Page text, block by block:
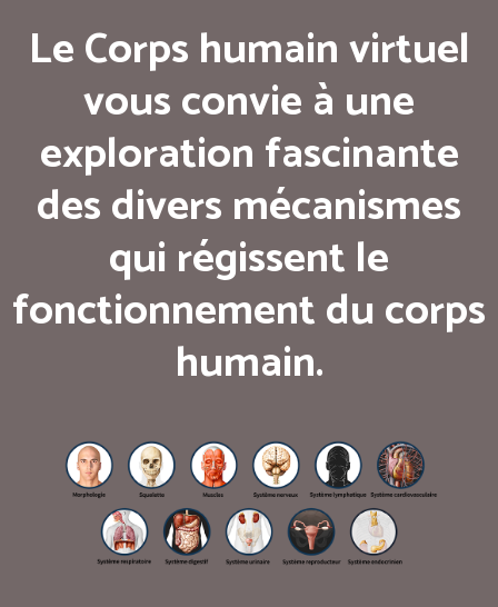
Le Corps humain virtuel
vous convie à une
exploration fascinante
des divers mécanismes
qui régissent le
fonctionnement du corps
humain.